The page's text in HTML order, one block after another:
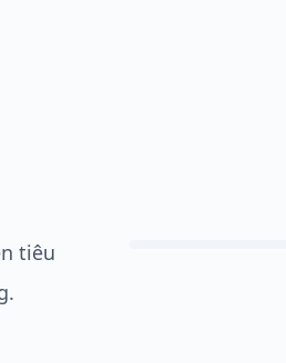
tiêu